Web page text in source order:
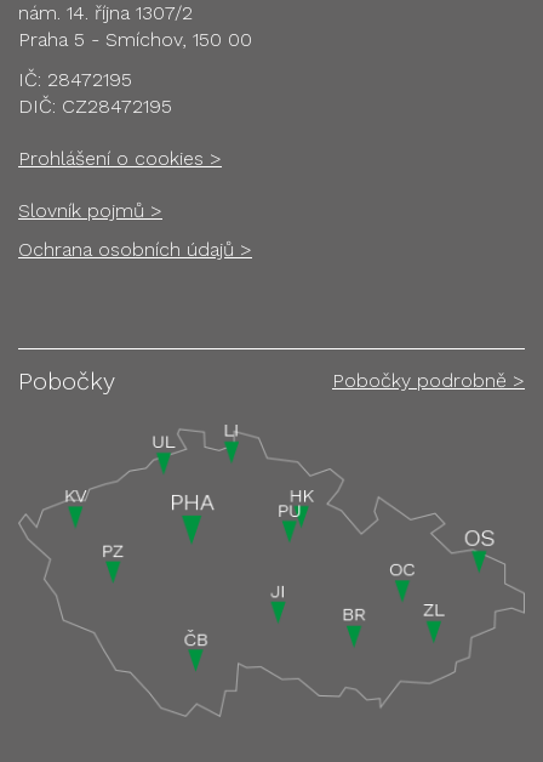
nám. 14. října 1307/2
Praha 5 - Smíchov, 150 00
IČ: 28472195
DIČ: CZ28472195
Prohlášení o cookies >
Slovník pojmů >
Ochrana osobních údajů >
Pobočky Pobočky podrobně >